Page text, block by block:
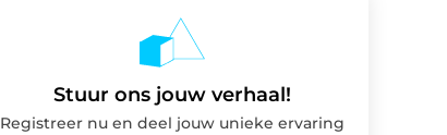
Stuur ons jouw verhaal!
Registreer nu en deel jouw unieke ervaring